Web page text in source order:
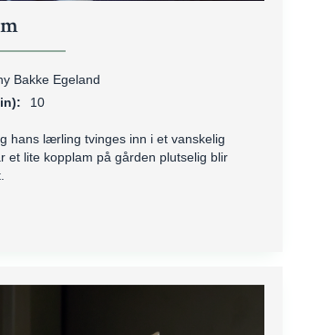
Bakke Egeland
10
hans lærling tvinges inn i et vanskelig
et lite kopplam på gården plutselig blir